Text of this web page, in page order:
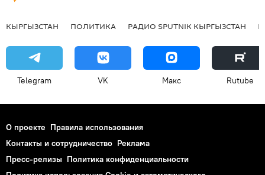
КЫРГЫЗСТАН ПОЛИТИКА РАДИО SPUTNIK КЫРГЫЗСТАН
Telegram VK Макс Rutube
О проекте Правила использования
Контакты и сотрудничество Реклама
Пресс-релизы Политика конфиденциальности